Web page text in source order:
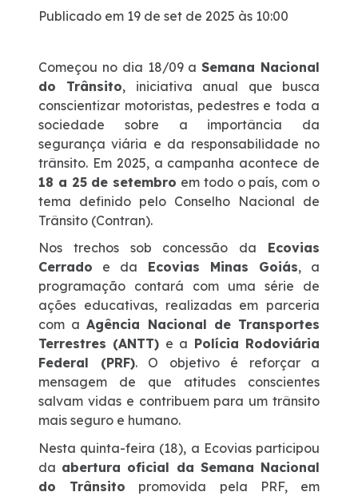
Links Úteis
Notícias
Notícias
Sustentabilidade
Compromissos Agenda ESG 2030
RDT – Recurso de Desenvolvimento Tecnológico
Compromisso de Regularização Ambiental
Política de Sustentabilidade
Publicado em 19 de set de 2025 às 10:00
Começou no dia 18/09 aSemana Nacional
do Trânsito, iniciativa anual que busca
conscientizar motoristas, pedestres e toda a
sociedade sobre a importância da
segurança viária e da responsabilidade no
trânsito. Em 2025, a campanha acontece de
18 a 25 de setembro em todo o país, com o
tema definido pelo Conselho Nacional de
Trânsito (Contran).
Nos trechos sob concessão da Ecovias
Cerrado e da Ecovias Minas Goiás, a
programação contará com uma série de
ações educativas, realizadas em parceria
com aAgência Nacional de Transportes
Terrestres (ANTT) e a Polícia Rodoviária
Federal (PRF). O objetivo é reforçar a
mensagem de que atitudes conscientes
salvam vidas e contribuem para um trânsito
mais seguro e humano.
Nesta quinta-feira (18), a Ecovias participou
da abertura oficial da Semana Nacional
do Trânsito promovida pela PRF, em